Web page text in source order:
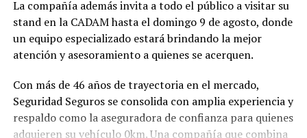
La compañía además invita a todo el público a visitar su
stand en la CADAM hasta el domingo 9 de agosto, donde
un equipo especializado estará brindando la mejor
atención y asesoramiento a quienes se acerquen.
Con más de 46 años de trayectoria en el mercado,
Seguridad Seguros se consolida con amplia experiencia y
respaldo como la aseguradora de confianza para quienes
adquieren su vehículo 0km. Una compañía que combina